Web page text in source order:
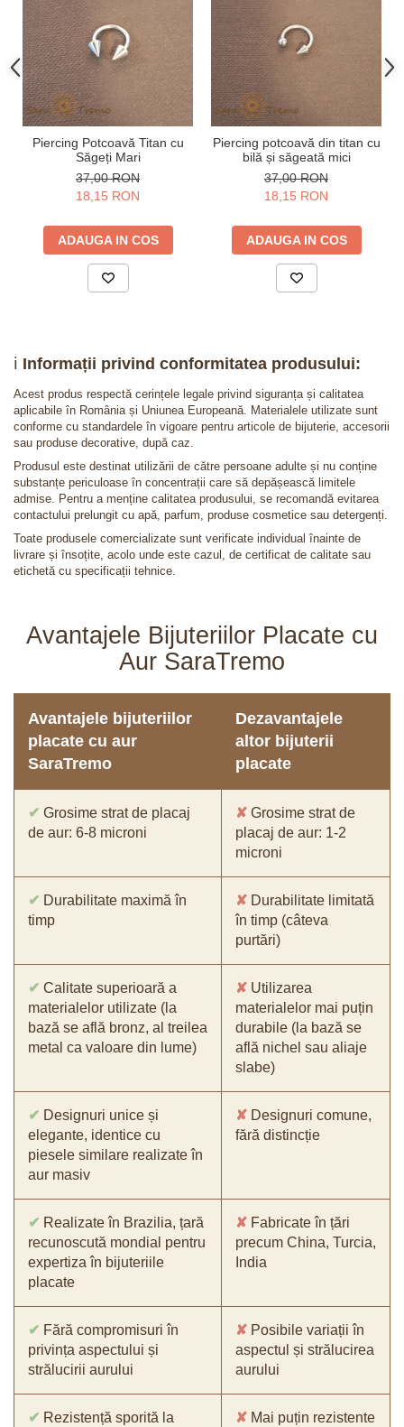
Piercing Potcoavă Titan cu
Săgeți Mari
37,00 RON
18,15 RON
ADAUGA IN COS
Piercing potcoavă din titan cu
bilă și săgeată mici
37,00 RON
18,15 RON
ADAUGA IN COS
ℹ️ Informații privind conformitatea produsului:
Acest produs respectă cerințele legale privind siguranța și calitatea
aplicabile în România și Uniunea Europeană. Materialele utilizate sunt
conforme cu standardele în vigoare pentru articole de bijuterie, accesorii
sau produse decorative, după caz.
Produsul este destinat utilizării de către persoane adulte și nu conține
substanțe periculoase în concentrații care să depășească limitele
admise. Pentru a menține calitatea produsului, se recomandă evitarea
contactului prelungit cu apă, parfum, produse cosmetice sau detergenți.
Toate produsele comercializate sunt verificate individual înainte de
livrare și însoțite, acolo unde este cazul, de certificat de calitate sau
etichetă cu specificații tehnice.
Avantajele Bijuteriilor Placate cu
Aur SaraTremo
Avantajele bijuteriilor
placate cu aur
SaraTremo
Dezavantajele
altor bijuterii
placate
✔ Grosime strat de placaj
de aur: 6-8 microni
✘ Grosime strat de
placaj de aur: 1-2
microni
✔ Durabilitate maximă în
timp
✘ Durabilitate limitată
în timp (câteva
purtări)
✔ Calitate superioară a
materialelor utilizate (la
bază se află bronz, al treilea
metal ca valoare din lume)
✘ Utilizarea
materialelor mai puțin
durabile (la bază se
află nichel sau aliaje
slabe)
✔ Designuri unice și
elegante, identice cu
piesele similare realizate în
aur masiv
✘ Designuri comune,
fără distincție
✔ Realizate în Brazilia, țară
recunoscută mondial pentru
expertiza în bijuteriile
placate
✘ Fabricate în țări
precum China, Turcia,
India
✔ Fără compromisuri în
privința aspectului și
strălucirii aurului
✘ Posibile variații în
aspectul și strălucirea
aurului
✔ Rezistență sporită la
✘ Mai puțin rezistente